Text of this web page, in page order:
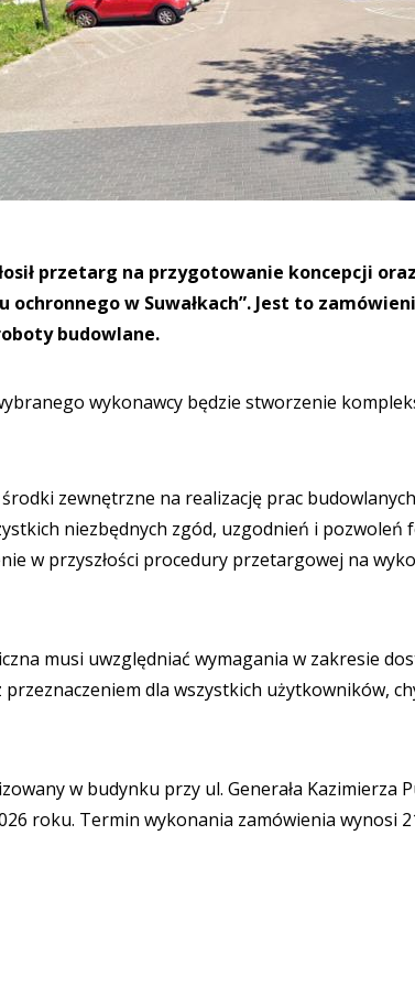
przetarg na przygotowanie koncepcji
ochronnego w Suwałkach”. Jest to
budowlane.
wykonawcy będzie stworzenie
zewnętrzne na realizację prac
niezbędnych zgód, uzgodnień i pozwoleń
w przyszłości procedury przetargowej na
musi uwzględniać wymagania w zakresie
dla wszystkich użytkowników,
w budynku przy ul. Generała Kazimierza
roku. Termin wykonania zamówienia wynosi